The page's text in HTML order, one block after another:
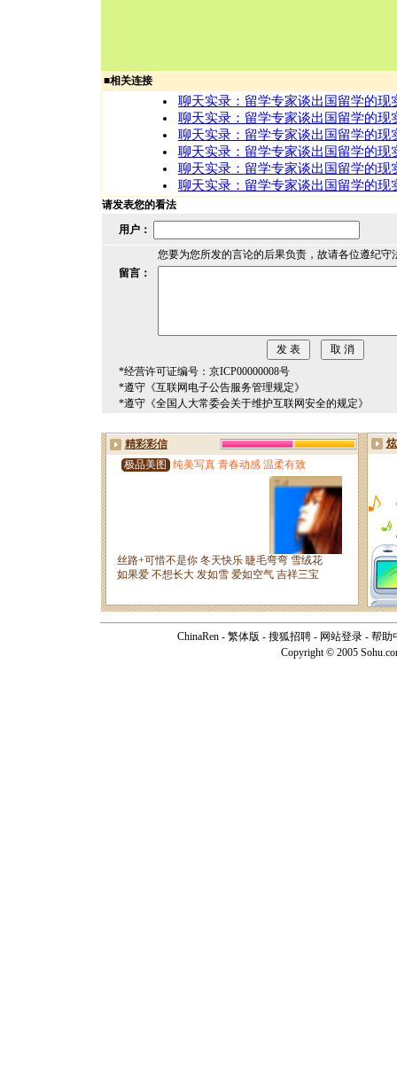
■相关连接
聊天实录：留学专家谈出国留学的现
聊天实录：留学专家谈出国留学的现
聊天实录：留学专家谈出国留学的现
聊天实录：留学专家谈出国留学的现
聊天实录：留学专家谈出国留学的现
聊天实录：留学专家谈出国留学的现
请发表您的看法
用户：
您要为您所发的言论的后果负责，故请各位遵纪守
留言：
*经营许可证编号：京ICP00000008号
*遵守《互联网电子公告服务管理规定》
*遵守《全国人大常委会关于维护互联网安全的规定》
ChinaRen - 繁体版 - 搜狐招聘 - 网站登录 - 帮助
Copyright © 2005